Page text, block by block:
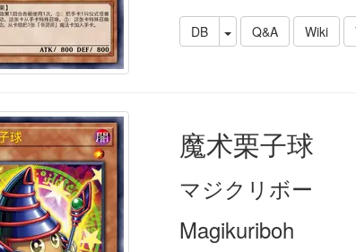
DB Q&A Wiki
魔术栗子球
マジクリボー
Magikuriboh